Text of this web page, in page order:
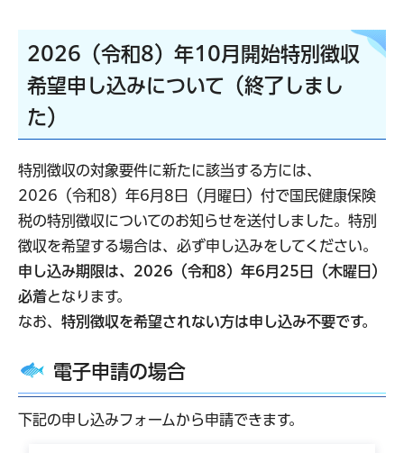
2026（令和8）年10月開始特別徴収
希望申し込みについて（終了しまし
た）
特別徴収の対象要件に新たに該当する方には、
2026（令和8）年6月8日（月曜日）付で国民健康保険
税の特別徴収についてのお知らせを送付しました。特別
徴収を希望する場合は、必ず申し込みをしてください。
申し込み期限は、2026（令和8）年6月25日（木曜日）
必着となります。
なお、 特別徴収を希望されない方は申し込み不要です。
電子申請の場合
下記の申し込みフォームから申請できます。